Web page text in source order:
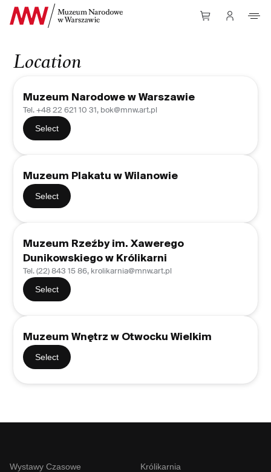
skip to content
Location
Muzeum Narodowe w Warszawie
Tel. +48 22 621 10 31, bok@mnw.art.pl
Select
Muzeum Plakatu w Wilanowie
Select
Muzeum Rzeźby im. Xawerego
Dunikowskiego w Królikarni
Tel. (22) 843 15 86, krolikarnia@mnw.art.pl
Select
Muzeum Wnętrz w Otwocku Wielkim
Select
Wystawy Czasowe
Królikarnia